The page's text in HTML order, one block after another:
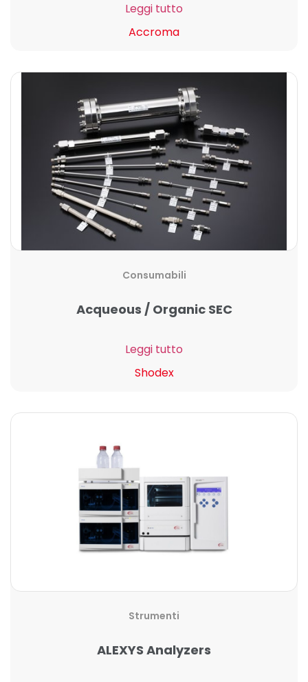
Leggi tutto
Accroma
Consumabili
Acqueous / Organic SEC
Leggi tutto
Shodex
Strumenti
ALEXYS Analyzers